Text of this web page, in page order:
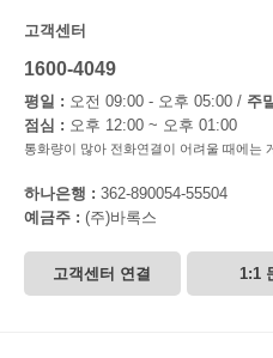
고객센터
1600-4049
평일 : 오전 09:00 - 오후 05:00 / 주
점심 : 오후 12:00 ~ 오후 01:00
통화량이 많아 전화연결이 어려울 때에는
하나은행 : 362-890054-55504
예금주 : (주)바록스
고객센터 연결 1:1